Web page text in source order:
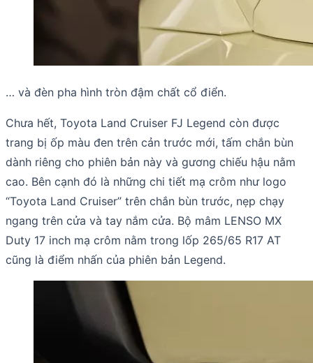
… và đèn pha hình tròn đậm chất cổ điển.
Chưa hết, Toyota Land Cruiser FJ Legend còn được
trang bị ốp màu đen trên cản trước mới, tấm chắn bùn
dành riêng cho phiên bản này và gương chiếu hậu nằm
cao. Bên cạnh đó là những chi tiết mạ crôm như logo
“Toyota Land Cruiser” trên chắn bùn trước, nẹp chạy
ngang trên cửa và tay nắm cửa. Bộ mâm LENSO MX
Duty 17 inch mạ crôm nằm trong lốp 265/65 R17 AT
cũng là điểm nhấn của phiên bản Legend.